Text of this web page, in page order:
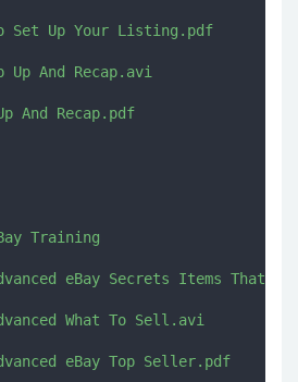
Set Up Your Listing.pdf
Up And Recap.avi
And Recap.pdf
Training
eBay Secrets Items That
What To Sell.avi
eBay Top Seller.pdf